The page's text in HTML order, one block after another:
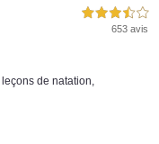
3,5 étoiles sur 5
653 avis
leçons de natation,